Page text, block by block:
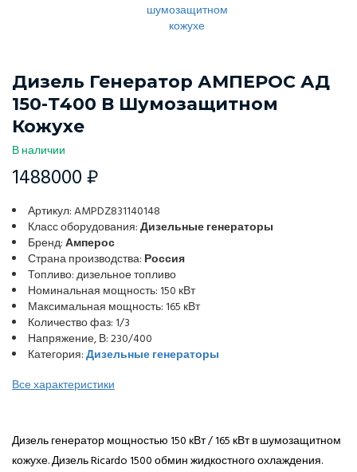
Дизель Генератор АМПЕРОС АД
150-Т400 В Шумозащитном
Кожухе
В наличии
1488000 ₽
Артикул: AMPDZ831140148
Класс оборудования:Дизельные генераторы
Бренд:Амперос
Страна производства: Россия
Топливо: дизельное топливо
Номинальная мощность: 150 кВт
Максимальная мощность: 165 кВт
Количество фаз: 1/3
Напряжение, В: 230/400
Категория:Дизельные генераторы
Все характеристики
Дизель генератор мощностью 150 кВт / 165 кВт в шумозащитном
кожухе. Дизель Ricardo 1500 обмин жидкостного охлаждения.